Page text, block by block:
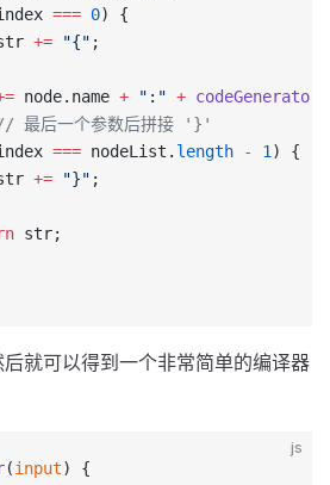
=== 0) {
+= "{" ;
node.name + ":" + codeGenerator
// 最后一个参数后拼接 '}'
=== nodeList. length - 1 ) {
+= "}" ;
str;
就可以得到一个非常简单的编译器
js
(input) {